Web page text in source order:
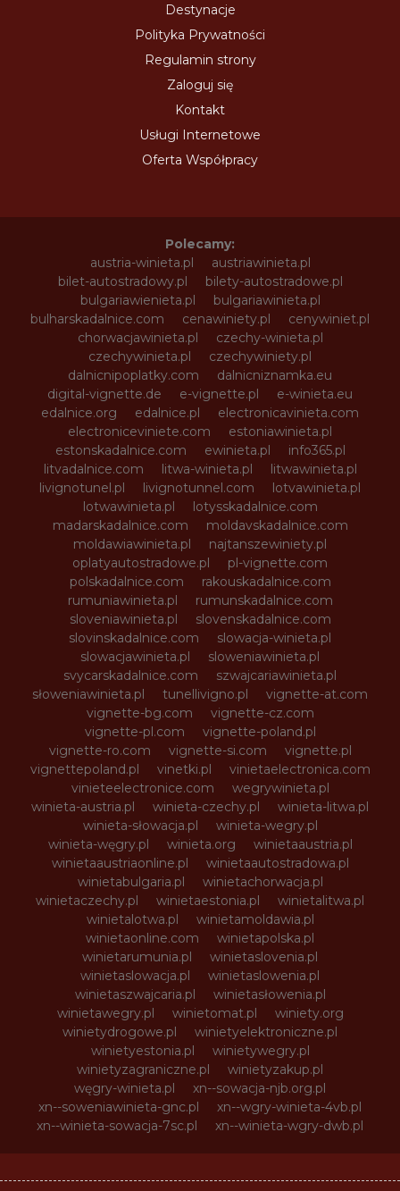
Destynacje
Polityka Prywatności
Regulamin strony
Zaloguj się
Kontakt
Usługi Internetowe
Oferta Współpracy
Polecamy:
austria-winieta.pl
austriawinieta.pl
bilet-autostradowy.pl
bilety-autostradowe.pl
bulgariawienieta.pl
bulgariawinieta.pl
bulharskadalnice.com
cenawiniety.pl
cenywiniet.pl
chorwacjawinieta.pl
czechy-winieta.pl
czechywinieta.pl
czechywiniety.pl
dalnicnipoplatky.com
dalnicniznamka.eu
digital-vignette.de
e-vignette.pl
e-winieta.eu
edalnice.org
edalnice.pl
electronicavinieta.com
electroniceviniete.com
estoniawinieta.pl
estonskadalnice.com
ewinieta.pl
info365.pl
litvadalnice.com
litwa-winieta.pl
litwawinieta.pl
livignotunel.pl
livignotunnel.com
lotvawinieta.pl
lotwawinieta.pl
lotysskadalnice.com
madarskadalnice.com
moldavskadalnice.com
moldawiawinieta.pl
najtanszewiniety.pl
oplatyautostradowe.pl
pl-vignette.com
polskadalnice.com
rakouskadalnice.com
rumuniawinieta.pl
rumunskadalnice.com
sloveniawinieta.pl
slovenskadalnice.com
slovinskadalnice.com
slowacja-winieta.pl
slowacjawinieta.pl
sloweniawinieta.pl
svycarskadalnice.com
szwajcariawinieta.pl
słoweniawinieta.pl
tunellivigno.pl
vignette-at.com
vignette-bg.com
vignette-cz.com
vignette-pl.com
vignette-poland.pl
vignette-ro.com
vignette-si.com
vignette.pl
vignettepoland.pl
vinetki.pl
vinietaelectronica.com
vinieteelectronice.com
wegrywinieta.pl
winieta-austria.pl
winieta-czechy.pl
winieta-litwa.pl
winieta-słowacja.pl
winieta-wegry.pl
winieta-węgry.pl
winieta.org
winietaaustria.pl
winietaaustriaonline.pl
winietaautostradowa.pl
winietabulgaria.pl
winietachorwacja.pl
winietaczechy.pl
winietaestonia.pl
winietalitwa.pl
winietalotwa.pl
winietamoldawia.pl
winietaonline.com
winietapolska.pl
winietarumunia.pl
winietaslovenia.pl
winietaslowacja.pl
winietaslowenia.pl
winietaszwajcaria.pl
winietasłowenia.pl
winietawegry.pl
winietomat.pl
winiety.org
winietydrogowe.pl
winietyelektroniczne.pl
winietyestonia.pl
winietywegry.pl
winietyzagraniczne.pl
winietyzakup.pl
węgry-winieta.pl
xn--sowacja-njb.org.pl
xn--soweniawinieta-gnc.pl
xn--wgry-winieta-4vb.pl
xn--winieta-sowacja-7sc.pl
xn--winieta-wgry-dwb.pl